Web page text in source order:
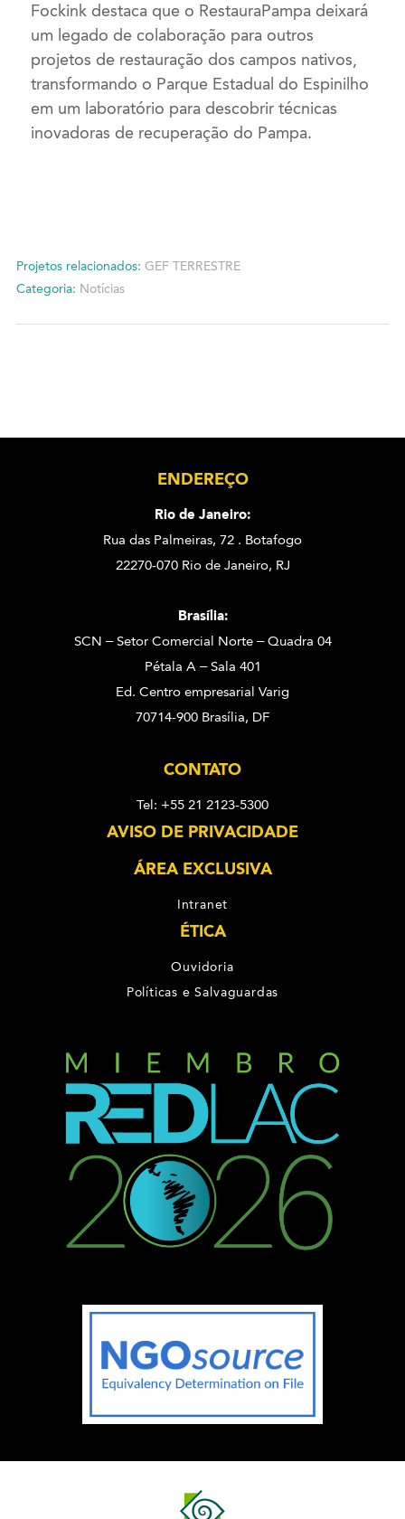
Fockink destaca que o RestauraPampa deixará
um legado de colaboração para outros
projetos de restauração dos campos nativos,
transformando o Parque Estadual do Espinilho
em um laboratório para descobrir técnicas
inovadoras de recuperação do Pampa.
Projetos relacionados: GEF TERRESTRE
Categoria: Notícias
ENDEREÇO
Rio de Janeiro:
Rua das Palmeiras, 72 . Botafogo
22270-070 Rio de Janeiro, RJ
Brasília:
SCN – Setor Comercial Norte – Quadra 04
Pétala A – Sala 401
Ed. Centro empresarial Varig
70714-900 Brasília, DF
CONTATO
Tel: +55 21 2123-5300
AVISO DE PRIVACIDADE
ÁREA EXCLUSIVA
Intranet
ÉTICA
Ouvidoria
Políticas e Salvaguardas